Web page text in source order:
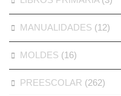
MANUALIDADES (12)
MOLDES (16)
PREESCOLAR (262)